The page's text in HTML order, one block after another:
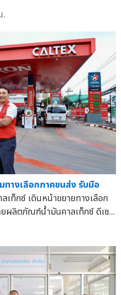
.
ทางเลือกภาคขนส่ง รับมือ
เท็กซ์ เดินหน้าขยายทางเลือก
ผลิตภัณฑ์น้ำมันคาลเท็กซ์ ดีเซ...